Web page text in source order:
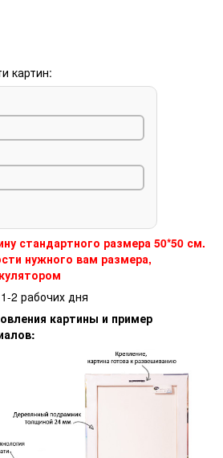
картин:
стандартного размера 50*50 см.
нужного вам размера,
1-2 рабочих дня
картины и пример